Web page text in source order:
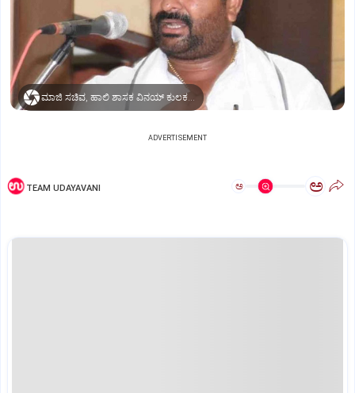
ADVERTISEMENT
TEAM UDAYAVANI ಅ ಅ